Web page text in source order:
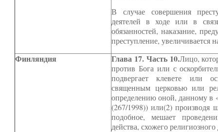
В случае совершения
деятелей в ходе или в
обязанностей, наказание,
преступление, увеличивается
Финляндия Глава 17. Часть 10.Лицо,
против Бога или с
подвергает клевете или
священным церковью или
определению оной, данному в
(267/1998)) или(2) производя
подобное, мешает
действа, схожего